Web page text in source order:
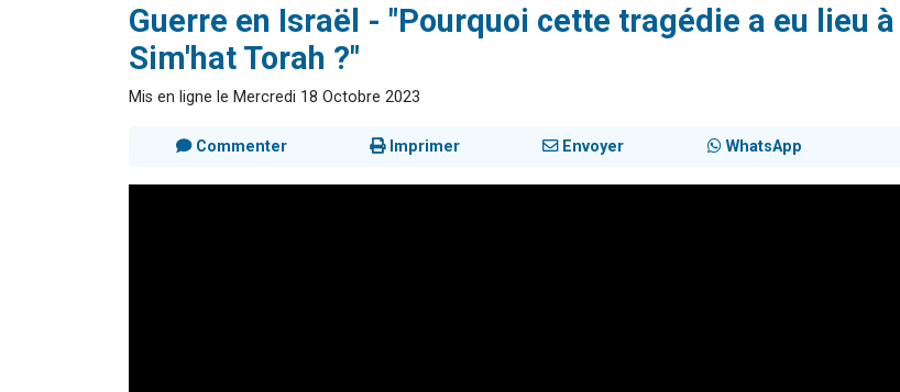
Guerre en Israël - "Pourquoi cette tragédie a eu lieu à
Sim'hat Torah ?"
Mis en ligne le Mercredi 18 Octobre 2023
Commenter Imprimer Envoyer WhatsApp